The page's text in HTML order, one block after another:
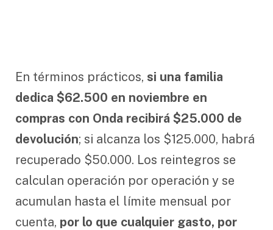
En términos prácticos, si una familia
dedica $62.500 en noviembre en
compras con Onda recibirá $25.000 de
devolución; si alcanza los $125.000, habrá
recuperado $50.000. Los reintegros se
calculan operación por operación y se
acumulan hasta el límite mensual por
cuenta, por lo que cualquier gasto, por